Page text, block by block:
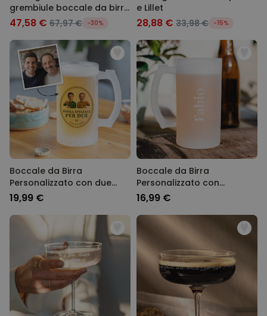
grembiule boccale da birra
e tazzina da espresso
47,58 € 67,97 € -30%
e Lillet
28,88 € 33,98 € -15%
Boccale da Birra
Personalizzato con due
Volti e Logo
19,99 €
Boccale da Birra
Personalizzato con
Incisione
16,99 €